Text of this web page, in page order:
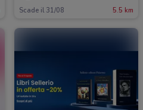
Scade il 31/08 5.5 km